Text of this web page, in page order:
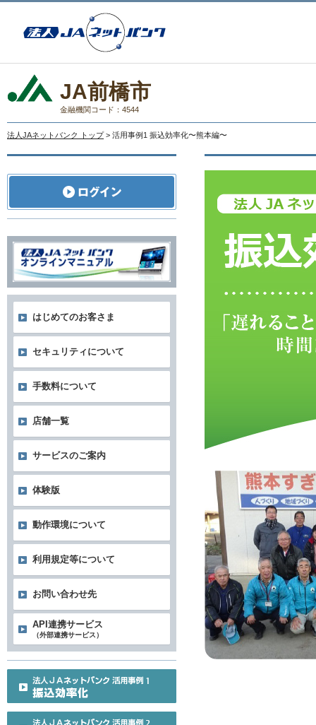
JA前橋市
金融機関コード：4544
法人JAネットバンク トップ > 活用事例1 振込効率化〜熊本編〜
はじめてのお客さま
セキュリティについて
手数料について
店舗一覧
サービスのご案内
体験版
動作環境について
利用規定等について
お問い合わせ先
API連携サービス
（外部連携サービス）